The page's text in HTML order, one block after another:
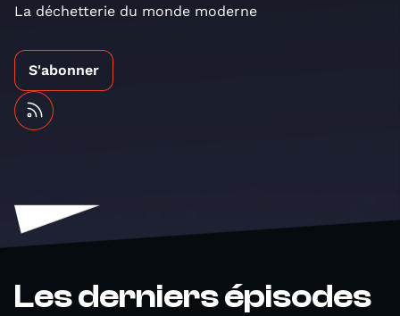
La déchetterie du monde moderne
S'abonner
Les derniers épisodes